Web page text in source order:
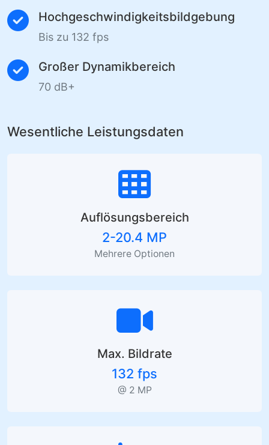
Kernmerkmale
Global-Shutter-Technologie
Eliminiert Bewegungsartefakte, präzise
Hochwertige Sensoren
Hochgeschwindigkeitsbildgebung
Großer Dynamikbereich
Auflösungsbereich
2-20.4 MP